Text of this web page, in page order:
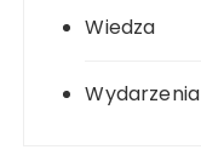
Wiedza
Wydarzenia